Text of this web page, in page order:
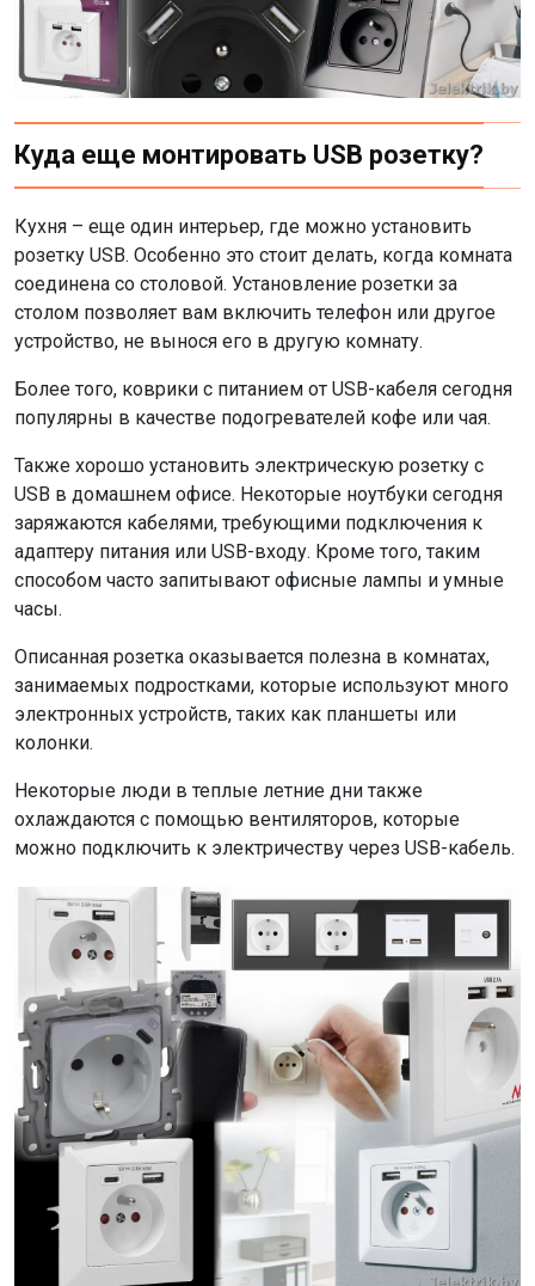
Куда еще монтировать USB розетку?
Кухня – еще один интерьер, где можно установить
розетку USB. Особенно это стоит делать, когда комната
соединена со столовой. Установление розетки за
столом позволяет вам включить телефон или другое
устройство, не вынося его в другую комнату.
Более того, коврики с питанием от USB-кабеля сегодня
популярны в качестве подогревателей кофе или чая.
Также хорошо установить электрическую розетку с
USB в домашнем офисе. Некоторые ноутбуки сегодня
заряжаются кабелями, требующими подключения к
адаптеру питания или USB-входу. Кроме того, таким
способом часто запитывают офисные лампы и умные
часы.
Описанная розетка оказывается полезна в комнатах,
занимаемых подростками, которые используют много
электронных устройств, таких как планшеты или
колонки.
Некоторые люди в теплые летние дни также
охлаждаются с помощью вентиляторов, которые
можно подключить к электричеству через USB-кабель.